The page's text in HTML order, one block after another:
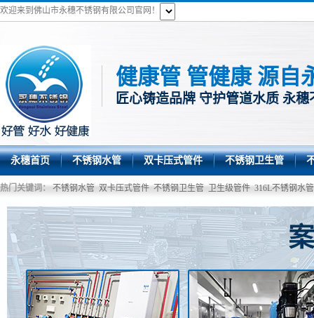
欢迎来到佛山市永穗不锈钢有限公司官网！
健康管 管健康 源自
匠心铸造品牌 守护管道水质 永穗
永穗首页 不锈钢水管 双卡压式管件 不锈钢卫生管
热门关键词： 不锈钢水管 双卡压式管件 不锈钢卫生管 卫生级管件 316L不锈钢水管